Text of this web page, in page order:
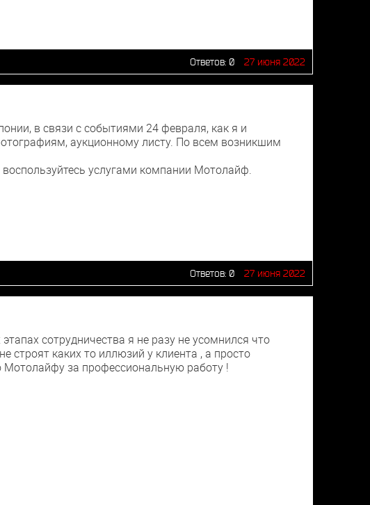
Ответов: 0 27 июня 2022
в связи с событиями 24 февраля, как я и
аукционному листу. По всем возникшим
услугами компании Мотолайф.
Ответов: 0 27 июня 2022
сотрудничества я не разу не усомнился что
строят каких то иллюзий у клиента , а просто
за профессиональную работу !